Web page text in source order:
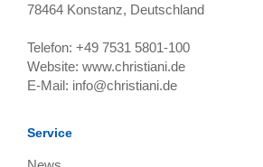
78464 Konstanz, Deutschland
Telefon: +49 7531 5801-100
Website: www.christiani.de
E-Mail: info@christiani.de
Service